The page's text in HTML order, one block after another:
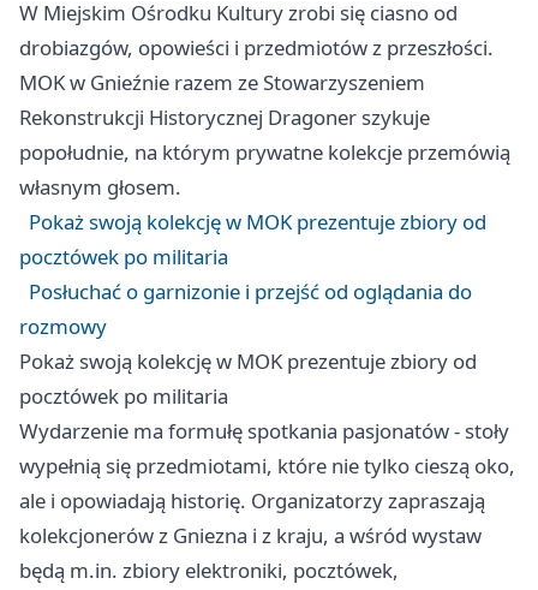
W Miejskim Ośrodku Kultury zrobi się ciasno od
drobiazgów, opowieści i przedmiotów z przeszłości.
MOK w Gnieźnie razem ze Stowarzyszeniem
Rekonstrukcji Historycznej Dragoner szykuje
popołudnie, na którym prywatne kolekcje przemówią
własnym głosem.
Pokaż swoją kolekcję w MOK prezentuje zbiory od
pocztówek po militaria
Posłuchać o garnizonie i przejść od oglądania do
rozmowy
Pokaż swoją kolekcję w MOK prezentuje zbiory od
pocztówek po militaria
Wydarzenie ma formułę spotkania pasjonatów - stoły
wypełnią się przedmiotami, które nie tylko cieszą oko,
ale i opowiadają historię. Organizatorzy zapraszają
kolekcjonerów z Gniezna i z kraju, a wśród wystaw
będą m.in. zbiory elektroniki, pocztówek,